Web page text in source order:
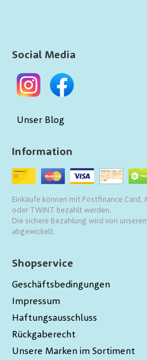
Shopservice
Geschäftsbedingungen
Impressum
Haftungsausschluss
Rückgaberecht
Unsere Marken im Sortiment
Information
Einkäufe können mit Postfinance Card,
oder TWINT bezahlt werden.
Die sichere Bezahlung wird von
abgewickelt.
Social Media
Unser Blog